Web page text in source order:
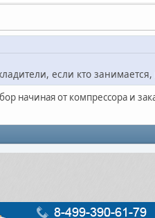
если кто
начиная от компрессора и